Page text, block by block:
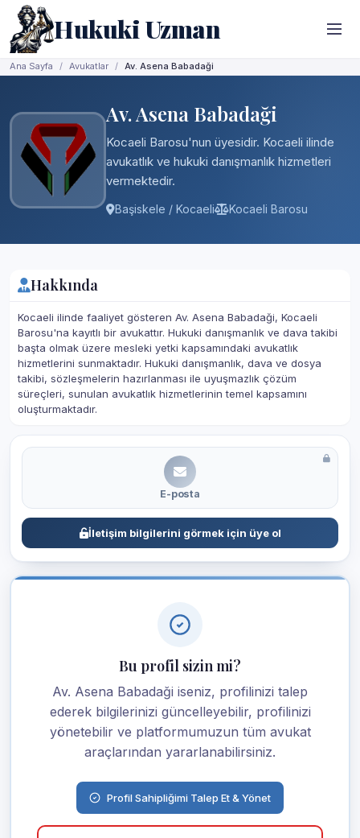
Hukuki Uzman
Ana Sayfa Avukatlar Av. Asena Babadaği
Av. Asena Babadaği
Kocaeli Barosu'nun üyesidir. Kocaeli ilinde
avukatlık ve hukuki danışmanlık hizmetleri
vermektedir.
Başiskele / Kocaeli Kocaeli Barosu
Hakkında
Kocaeli ilinde faaliyet gösteren Av. Asena Babadaği, Kocaeli
Barosu'na kayıtlı bir avukattır. Hukuki danışmanlık ve dava takibi
başta olmak üzere mesleki yetki kapsamındaki avukatlık
hizmetlerini sunmaktadır. Hukuki danışmanlık, dava ve dosya
takibi, sözleşmelerin hazırlanması ile uyuşmazlık çözüm
süreçleri, sunulan avukatlık hizmetlerinin temel kapsamını
oluşturmaktadır.
E-posta
İletişim bilgilerini görmek için üye ol
Bu profil sizin mi?
Av. Asena Babadaği iseniz, profilinizi talep
ederek bilgilerinizi güncelleyebilir, profilinizi
yönetebilir ve platformumuzun tüm avukat
araçlarından yararlanabilirsiniz.
Profil Sahipliğimi Talep Et & Yönet